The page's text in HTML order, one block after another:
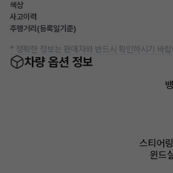
색상
사고이력
주행거리(등록일기준)
* 정확한 정보는 판매자와 반드시 확인하시기 바랍
차량 옵션 정보
스티어
윈드